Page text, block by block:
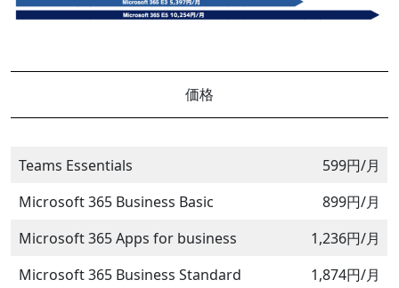
価格
Teams Essentials
599円/月
Microsoft 365 Business Basic
899円/月
Microsoft 365 Apps for business
1,236円/月
Microsoft 365 Business Standard
1,874円/月